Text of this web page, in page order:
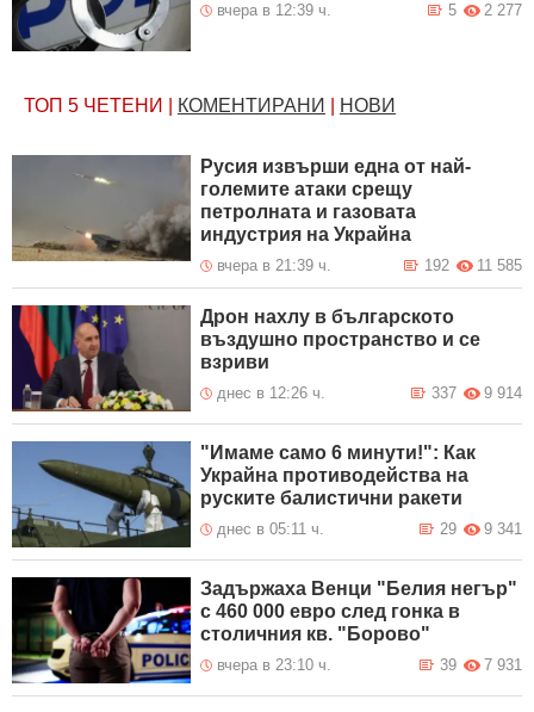
вчера в 12:39 ч. 2 277
5
ТОП 5 ЧЕТЕНИ КОМЕНТИРАНИ НОВИ
Русия извърши една от най-
големите атаки срещу
петролната и газовата
индустрия на Украйна
вчера в 21:39 ч. 11 585
192
Дрон нахлу в българското
въздушно пространство и се
взриви
днес в 12:26 ч. 9 914
337
"Имаме само 6 минути!": Как
Украйна противодейства на
руските балистични ракети
днес в 05:11 ч. 9 341
29
Задържаха Венци "Белия негър"
с 460 000 евро след гонка в
столичния кв. "Борово"
вчера в 23:10 ч. 7 931
39